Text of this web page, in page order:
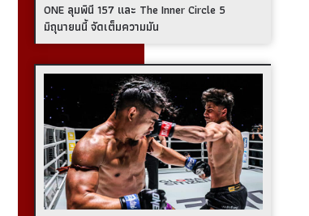
ONE ลุมพินี 157 และ The Inner Circle 5
มิถุนายนนี้ จัดเต็มความมัน